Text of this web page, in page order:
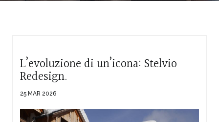
L’evoluzione di un’icona: Stelvio
Redesign.
25 MAR 2026